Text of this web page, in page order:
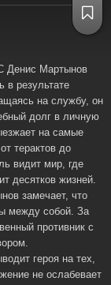
Денис Мартынов
в результате
на службу, он
долг в личную
на самые
терактов до
видит мир, где
десятков жизней.
замечает, что
между собой. За
противник с
героя на тех,
не ослабевает